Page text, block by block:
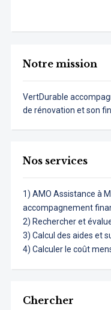
Notre mission
VertDurable
de rénovation et son
Nos services
1) AMO Assistance à
accompagnement
2) Rechercher et
3) Calcul des aides et
4) Calculer le coût
Chercher